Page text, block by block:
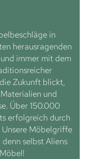
in
herausragenden
immer mit dem
Zukunft blickt,
und
Über 150.000
erfolgreich durch
Unsere Möbelgriffe
selbst Aliens